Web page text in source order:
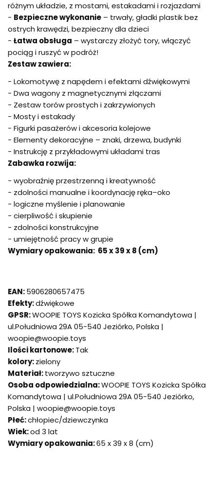
różnym układzie, z mostami, estakadami i rozjazdami
- Bezpieczne wykonanie – trwały, gładki plastik bez
ostrych krawędzi, bezpieczny dla dzieci
- Łatwa obsługa – wystarczy złożyć tory, włączyć
pociąg i ruszyć w podróż!
Zestaw zawiera:
- Lokomotywę z napędem i efektami dźwiękowymi
- Dwa wagony z magnetycznymi złączami
- Zestaw torów prostych i zakrzywionych
- Mosty i estakady
- Figurki pasażerów i akcesoria kolejowe
- Elementy dekoracyjne – znaki, drzewa, budynki
- Instrukcję z przykładowymi układami tras
Zabawka rozwija:
- wyobraźnię przestrzenną i kreatywność
- zdolności manualne i koordynację ręka–oko
- logiczne myślenie i planowanie
- cierpliwość i skupienie
- zdolności konstrukcyjne
- umiejętność pracy w grupie
Wymiary opakowania: 65 x 39 x 8 (cm)
EAN:5906280657475
Efekty:dźwiękowe
GPSR:WOOPIE TOYS Kozicka Spółka Komandytowa |
ul.Południowa 29A 05-540 Jeziórko, Polska |
woopie@woopie.toys
Ilości kartonowe:Tak
kolory:zielony
Materiał:tworzywo sztuczne
Osoba odpowiedzialna:WOOPIE TOYS Kozicka Spółka
Komandytowa | ul.Południowa 29A 05-540 Jeziórko,
Polska | woopie@woopie.toys
Płeć:chłopiec/dziewczynka
Wiek:od 3 lat
Wymiary opakowania:65 x 39 x 8 (cm)